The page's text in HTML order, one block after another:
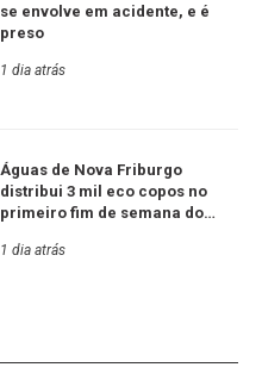
se envolve em acidente, e é
preso
1 dia atrás
Águas de Nova Friburgo
distribui 3 mil eco copos no
primeiro fim de semana do
1 dia atrás